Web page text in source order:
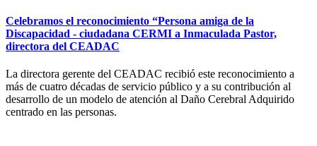
Celebramos el reconocimiento “Persona amiga de la
Discapacidad - ciudadana CERMI a Inmaculada Pastor,
directora del CEADAC
La directora gerente del CEADAC recibió este reconocimiento a
más de cuatro décadas de servicio público y a su contribución al
desarrollo de un modelo de atención al Daño Cerebral Adquirido
centrado en las personas.